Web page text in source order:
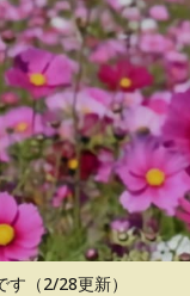
（2/28更新）